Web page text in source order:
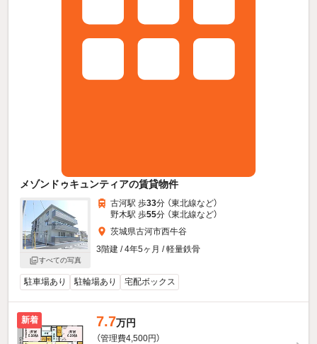
メゾンドゥキュンティアの賃貸物件
すべての写真
古河駅 歩33分 （東北線など）
野木駅 歩55分 （東北線など）
茨城県古河市西牛谷
3階建 / 4年5ヶ月 / 軽量鉄骨
駐車場あり 駐輪場あり 宅配ボックス
新着 7.7万円
（管理費4,500円）